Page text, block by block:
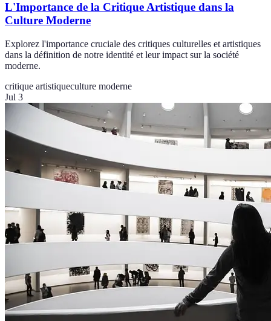
L'Importance de la Critique Artistique dans la
Culture Moderne
Explorez l'importance cruciale des critiques culturelles et artistiques
dans la définition de notre identité et leur impact sur la société
moderne.
critique artistiqueculture moderne
Jul 3